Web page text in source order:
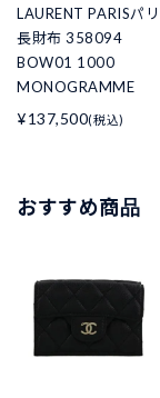
LAURENT PARISパリ
長財布 358094
BOW01 1000
MONOGRAMME
¥137,500(税込)
おすすめ商品